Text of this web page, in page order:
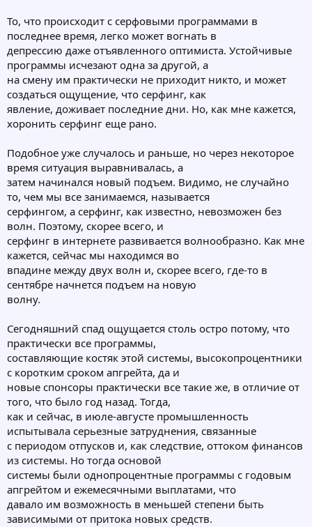
То, что происходит с серфовыми программами в
последнее время, легко может вогнать в
депрессию даже отъявленного оптимиста. Устойчивые
программы исчезают одна за другой, а
на смену им практически не приходит никто, и может
создаться ощущение, что серфинг, как
явление, доживает последние дни. Но, как мне кажется,
хоронить серфинг еще рано.
Подобное уже случалось и раньше, но через некоторое
время ситуация выравнивалась, а
затем начинался новый подъем. Видимо, не случайно
то, чем мы все занимаемся, называется
серфингом, а серфинг, как известно, невозможен без
волн. Поэтому, скорее всего, и
серфинг в интернете развивается волнообразно. Как мне
кажется, сейчас мы находимся во
впадине между двух волн и, скорее всего, где-то в
сентябре начнется подъем на новую
волну.
Сегодняшний спад ощущается столь остро потому, что
практически все программы,
составляющие костяк этой системы, высокопроцентники
с коротким сроком апгрейта, да и
новые спонсоры практически все такие же, в отличие от
того, что было год назад. Тогда,
как и сейчас, в июле-августе промышленность
испытывала серьезные затруднения, связанные
с периодом отпусков и, как следствие, оттоком финансов
из системы. Но тогда основой
системы были однопроцентные программы с годовым
апгрейтом и ежемесячными выплатами, что
давало им возможность в меньшей степени быть
зависимыми от притока новых средств.